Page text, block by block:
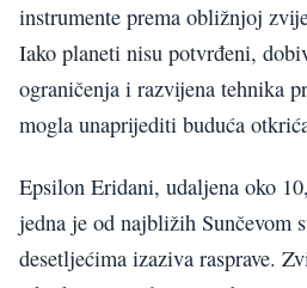
instrumente prema obližnjoj
Iako planeti nisu potvrđeni,
ograničenja i razvijena tehnika
mogla unaprijediti buduća
Epsilon Eridani, udaljena oko
jedna je od najbližih Sunčevom
desetljećima izaziva rasprave.